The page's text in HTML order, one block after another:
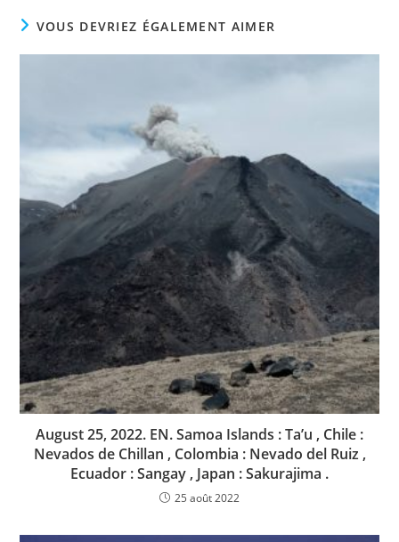
VOUS DEVRIEZ ÉGALEMENT AIMER
August 25, 2022. EN. Samoa Islands : Ta’u , Chile :
Nevados de Chillan , Colombia : Nevado del Ruiz ,
Ecuador : Sangay , Japan : Sakurajima .
25 août 2022